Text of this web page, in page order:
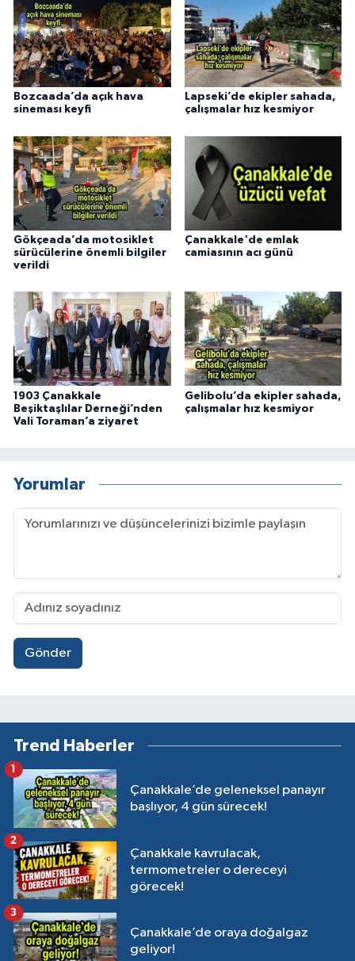
Bozcaada’da açık hava
sineması keyfi
Lapseki’de ekipler sahada,
çalışmalar hız kesmiyor
Gökçeada’da motosiklet
sürücülerine önemli bilgiler
verildi
Çanakkale'de emlak
camiasının acı günü
1903 Çanakkale
Beşiktaşlılar Derneği’nden
Vali Toraman’a ziyaret
Gelibolu’da ekipler sahada,
çalışmalar hız kesmiyor
Yorumlar
Gönder
Trend Haberler
Çanakkale’de geleneksel panayır
başlıyor, 4 gün sürecek!
1
Çanakkale kavrulacak,
termometreler o dereceyi
görecek!
2
Çanakkale’de oraya doğalgaz
geliyor!
3